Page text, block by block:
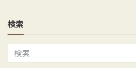
検索